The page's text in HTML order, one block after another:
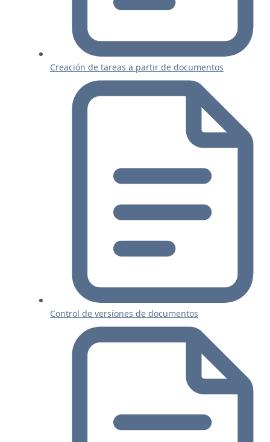
Creación de tareas a partir de documentos
Control de versiones de documentos